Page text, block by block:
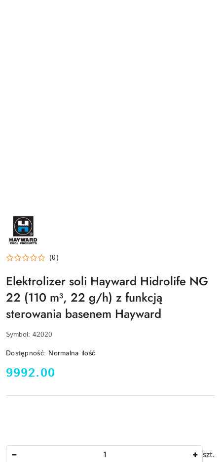
HAYWARD-
LOGO
(0)
Elektrolizer soli Hayward Hidrolife NG
22 (110 m³, 22 g/h) z funkcją
sterowania basenem Hayward
Symbol: 42020
Dostępność: Normalna ilość
cena:
9992.00
szt.